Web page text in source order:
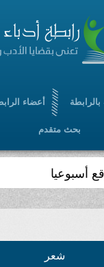
أعضاء الرابطة
بحث متقدم
شعر